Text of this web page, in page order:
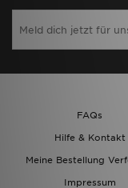
FAQs
Hilfe & Kontakt
Meine Bestellung
Impressum